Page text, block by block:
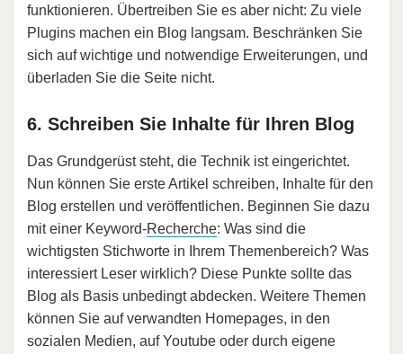
funktionieren. Übertreiben Sie es aber nicht: Zu viele
Plugins machen ein Blog langsam. Beschränken Sie
sich auf wichtige und notwendige Erweiterungen, und
überladen Sie die Seite nicht.
6. Schreiben Sie Inhalte für Ihren Blog
Das Grundgerüst steht, die Technik ist eingerichtet.
Nun können Sie erste Artikel schreiben, Inhalte für den
Blog erstellen und veröffentlichen. Beginnen Sie dazu
mit einer Keyword-Recherche: Was sind die
wichtigsten Stichworte in Ihrem Themenbereich? Was
interessiert Leser wirklich? Diese Punkte sollte das
Blog als Basis unbedingt abdecken. Weitere Themen
können Sie auf verwandten Homepages, in den
sozialen Medien, auf Youtube oder durch eigene